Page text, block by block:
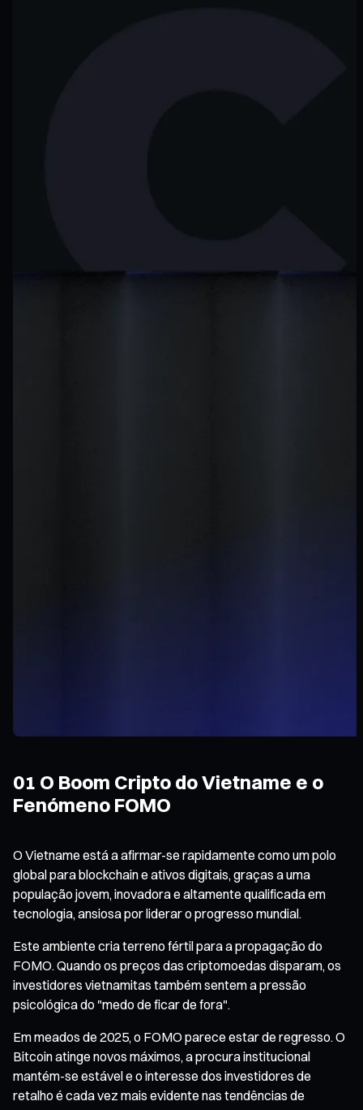
01 O Boom Cripto do Vietname e o
Fenómeno FOMO
O Vietname está a afirmar-se rapidamente como um polo
global para blockchain e ativos digitais, graças a uma
população jovem, inovadora e altamente qualificada em
tecnologia, ansiosa por liderar o progresso mundial.
Este ambiente cria terreno fértil para a propagação do
FOMO. Quando os preços das criptomoedas disparam, os
investidores vietnamitas também sentem a pressão
psicológica do "medo de ficar de fora".
Em meados de 2025, o FOMO parece estar de regresso. O
Bitcoin atinge novos máximos, a procura institucional
mantém-se estável e o interesse dos investidores de
retalho é cada vez mais evidente nas tendências de